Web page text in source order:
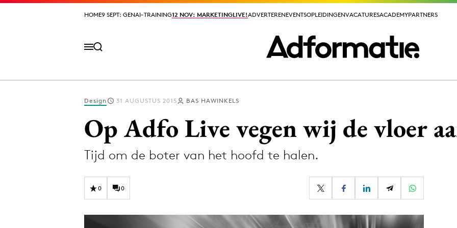
HOME9 SEPT: GENAI-TRAINING12 NOV: MARKETINGLIVE!ADVERTERENEVENTSOPLEIDINGENVACATURESACADEMYPARTNERS
HOME9 SEPT: GENAI-TRAINING12 NOV: MARKETINGLIVE!ADVERTERENEVENTSOPLEIDINGENVACATURESACADEMYPARTNERS
Diversiteit
Media
Merkstrategie
PR
Design 31 AUGUSTUS 2015 BAS HAWINKELS
Op Adfo Live vegen wij de vloer
Tijd om de boter van het hoofd te halen.
0 0